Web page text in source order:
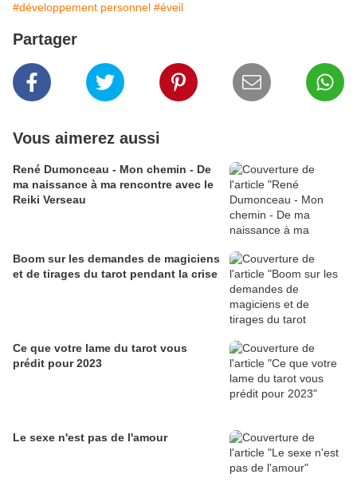
#développement personnel #éveil
Partager
Vous aimerez aussi
René Dumonceau - Mon chemin - De
ma naissance à ma rencontre avec le
Reiki Verseau
Boom sur les demandes de magiciens
et de tirages du tarot pendant la crise
Ce que votre lame du tarot vous
prédit pour 2023
Le sexe n'est pas de l'amour